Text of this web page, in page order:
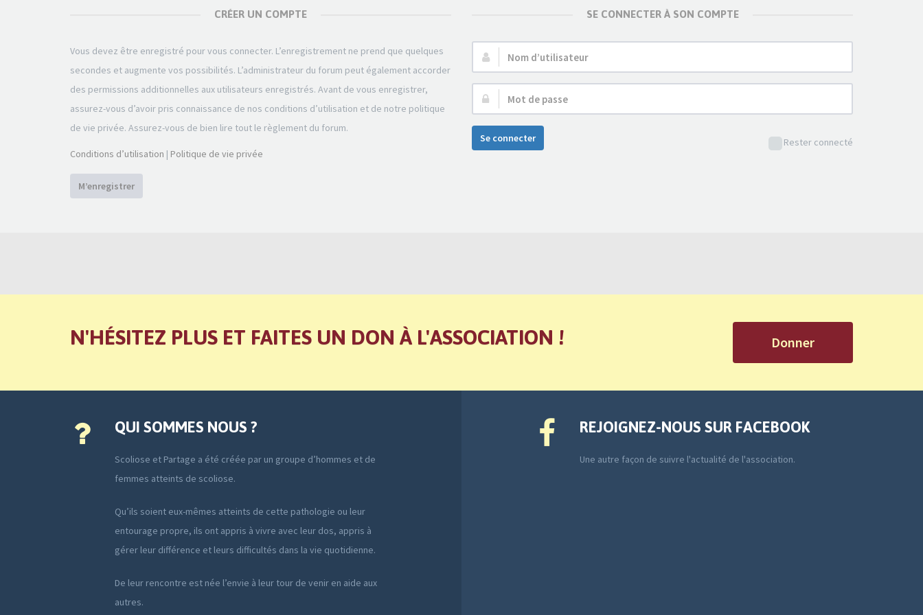
CRÉER UN COMPTE
Vous devez être enregistré pour vous connecter. L’enregistrement ne prend que quelques
secondes et augmente vos possibilités. L’administrateur du forum peut également accorder
des permissions additionnelles aux utilisateurs enregistrés. Avant de vous enregistrer,
assurez-vous d’avoir pris connaissance de nos conditions d’utilisation et de notre politique
de vie privée. Assurez-vous de bien lire tout le règlement du forum.
Conditions d’utilisation | Politique de vie privée
M’enregistrer
SE CONNECTER À SON COMPTE
Nom
d’utilisateur :
Mot
de
passe :
Rester connecté
Se connecter
N'HÉSITEZ PLUS ET FAITES UN DON À L'ASSOCIATION ! Donner
QUI SOMMES NOUS ?
Scoliose et Partage a été créée par un groupe d’hommes et de
femmes atteints de scoliose.
Qu’ils soient eux-mêmes atteints de cette pathologie ou leur
entourage propre, ils ont appris à vivre avec leur dos, appris à
gérer leur différence et leurs difficultés dans la vie quotidienne.
De leur rencontre est née l’envie à leur tour de venir en aide aux
autres.
REJOIGNEZ-NOUS SUR FACEBOOK
Une autre façon de suivre l'actualité de l'association.